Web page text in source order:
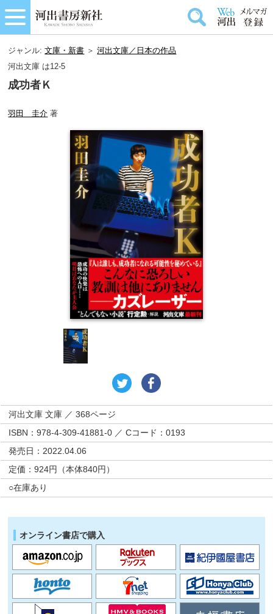
ジャンル:文庫・新書 ＞河出文庫／日本の作品
河出文庫 は12-5
成功者Ｋ
羽田 圭介 著
河出文庫 文庫 ／ 368ページ
ISBN：978-4-309-41881-0 ／ Cコード：0193
発売日：2022.04.06
定価：924円（本体840円）
○在庫あり
オンライン書店で購入